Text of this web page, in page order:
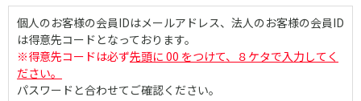
個人のお客様の会員IDはメールアドレス、法人のお客様の会員ID
は得意先コードとなっております。
※得意先コードは必ず先頭に 00 をつけて、８ケタで入力してく
ださい。
パスワードと合わせてご確認ください。